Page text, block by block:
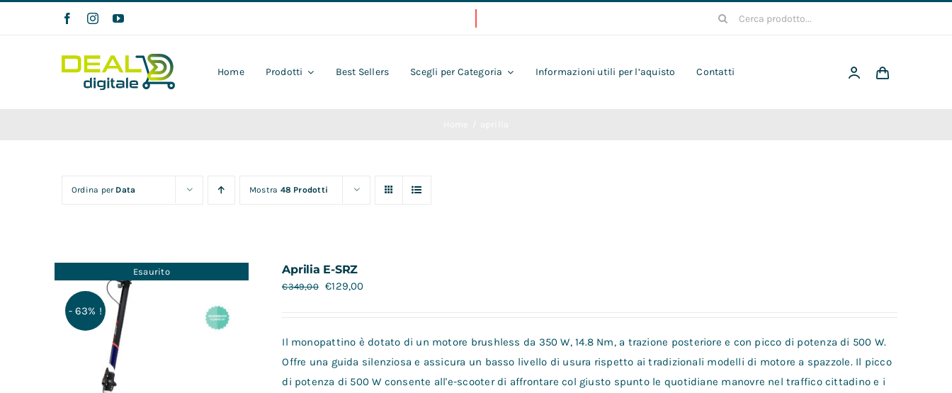
Cerca
Home Prodotti Best Sellers Scegli per Categoria Informazioni utili per l’aquisto Contatti
Ordina per Data Mostra 48 Prodotti
Esaurito
- 63% !
Aprilia E-SRZ
€349,00 €129,00
Il monopattino è dotato di un motore brushless da 350 W, 14.8 Nm, a trazione posteriore e con picco di potenza di 500 W.
Offre una guida silenziosa e assicura un basso livello di usura rispetto ai tradizionali modelli di motore a spazzole. Il picco
di potenza di 500 W consente all'e-scooter di affrontare col giusto spunto le quotidiane manovre nel traffico cittadino e i